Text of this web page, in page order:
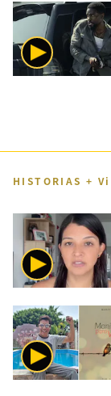
HISTORIAS +